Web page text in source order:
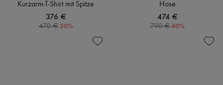
Kurzarm-T-Shirt mit Spitze
376 €
470 €-20%
Hose
474 €
790 €-40%